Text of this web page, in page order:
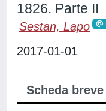
1826. Parte II
Sestan, Lapo
2017-01-01
Scheda breve